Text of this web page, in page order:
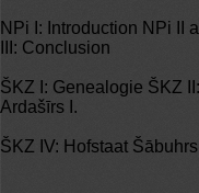
NPi I: Introduction NPi II
III: Conclusion
ŠKZ I: Genealogie ŠKZ
Ardašīrs I.
ŠKZ IV: Hofstaat